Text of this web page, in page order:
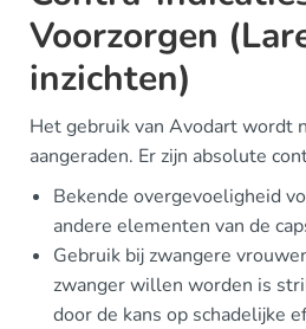
Voorzorgen
inzichten)
Het gebruik van Avodart wordt
aangeraden. Er zijn absolute
Bekende overgevoeligheid
andere elementen van de
Gebruik bij zwangere
zwanger willen worden is
door de kans op schadelijke